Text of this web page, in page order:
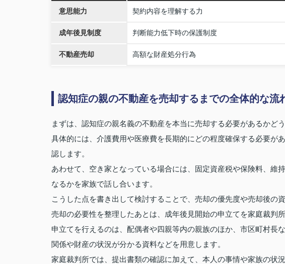
意思能力 契約内容を理解する力
成年後見制度 判断能力低下時の保護制度
不動産売却 高額な財産処分行為
認知症の親の不動産を売却するまでの全体的な流
まずは、認知症の親名義の不動産を本当に売却する必要があるかど
具体的には、介護費用や医療費を長期的にどの程度確保する必要が
認します。
あわせて、空き家となっている場合には、固定資産税や保険料、維
なるかを家族で話し合います。
こうした点を書き出して検討することで、売却の優先度や売却後の
売却の必要性を整理したあとは、成年後見開始の申立てを家庭裁判
申立てを行えるのは、配偶者や四親等内の親族のほか、市区町村長
関係や財産の状況が分かる資料などを用意します。
家庭裁判所では、提出書類の確認に加えて、本人の事情や家族の状